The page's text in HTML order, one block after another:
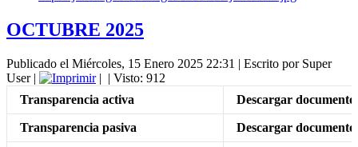
OCTUBRE 2025
Publicado el Miércoles, 15 Enero 2025 22:31 | Escrito por Super
User| | | Visto: 912
Transparencia activa
Descargar documento
Transparencia pasiva Descargar documento